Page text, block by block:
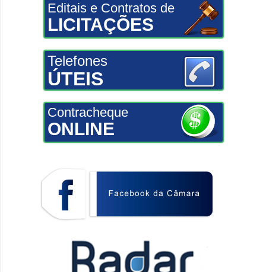
Editais e Contratos de
LICITAÇÕES
Telefones
ÚTEIS
Contracheque
ONLINE